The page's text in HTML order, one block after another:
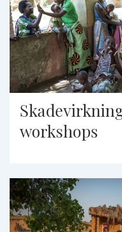
workshops